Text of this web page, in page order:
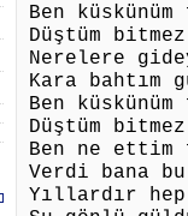
Ben
Düştüm
Nerelere
Kara bahtım
Ben
Düştüm
Ben ne ettim
Verdi bana
Yıllardır